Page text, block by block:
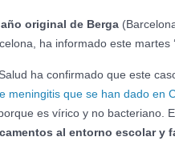
original de Berga
ha informado este martes
ha confirmado que este
meningitis que se han dado en
es vírico y no bacteriano.
al entorno escolar y